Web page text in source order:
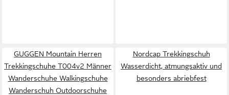
GUGGEN Mountain Herren
Trekkingschuhe T004v2 Männer
Wanderschuhe Walkingschuhe
Wanderschuh Outdoorschuhe
Nordcap Trekkingschuh
Wasserdicht, atmungsaktiv und
besonders abriebfest